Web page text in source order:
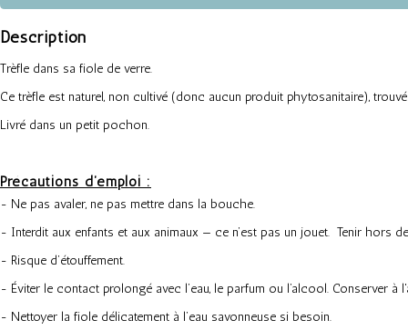
Description
Trèfle dans sa fiole de verre.
Ce trèfle est naturel, non cultivé (donc aucun produit phytosanitaire),
Livré dans un petit pochon.
Précautions d’emploi :
- Ne pas avaler, ne pas mettre dans la bouche.
- Interdit aux enfants et aux animaux — ce n’est pas un jouet. Tenir hors
- Risque d’étouffement.
- Éviter le contact prolongé avec l’eau, le parfum ou l’alcool. Conserver à
- Nettoyer la fiole délicatement à l’eau savonneuse si besoin.